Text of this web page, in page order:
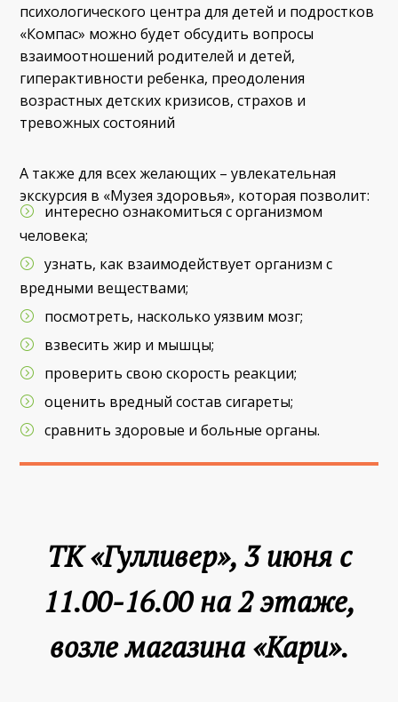
психологического центра для детей и подростков
«Компас» можно будет обсудить вопросы
взаимоотношений родителей и детей,
гиперактивности ребенка, преодоления
возрастных детских кризисов, страхов и
тревожных состояний
А также для всех желающих – увлекательная
экскурсия в «Музея здоровья», которая позволит:
интересно ознакомиться с организмом
человека;
узнать, как взаимодействует организм с
вредными веществами;
посмотреть, насколько уязвим мозг;
взвесить жир и мышцы;
проверить свою скорость реакции;
оценить вредный состав сигареты;
сравнить здоровые и больные органы.
ТК «Гулливер», 3 июня с
11.00-16.00 на 2 этаже,
возле магазина «Кари».